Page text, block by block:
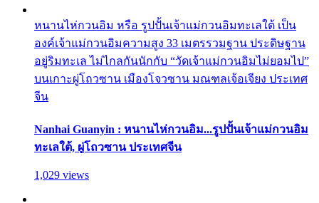
หนานไห่กวนอิม หรือ รูปปั้นเจ้าแม่กวนอิมทะเลใต้ เป็น
องค์เจ้าแม่กวนอิมความสูง 33 เมตรรวมฐาน ประดิษฐาน
อยู่ริมทะเล ไม่ไกลกันนักกับ “วัดเจ้าแม่กวนอิมไม่ยอมไป”
บนเกาะผู่โถวซาน เมืองโจวซาน มณฑลเจ้อเจียง ประเทศ
จีน
Nanhai Guanyin : หนานไห่กวนอิม...รูปปั้นเจ้าแม่กวนอิม
ทะเลใต้, ผู่โถวซาน ประเทศจีน
1,029 views